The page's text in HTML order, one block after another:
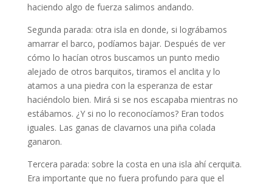
haciendo algo de fuerza salimos andando.
Segunda parada: otra isla en donde, si lográbamos
amarrar el barco, podíamos bajar. Después de ver
cómo lo hacían otros buscamos un punto medio
alejado de otros barquitos, tiramos el anclita y lo
atamos a una piedra con la esperanza de estar
haciéndolo bien. Mirá si se nos escapaba mientras no
estábamos. ¿Y si no lo reconocíamos? Eran todos
iguales. Las ganas de clavarnos una piña colada
ganaron.
Tercera parada: sobre la costa en una isla ahí cerquita.
Era importante que no fuera profundo para que el